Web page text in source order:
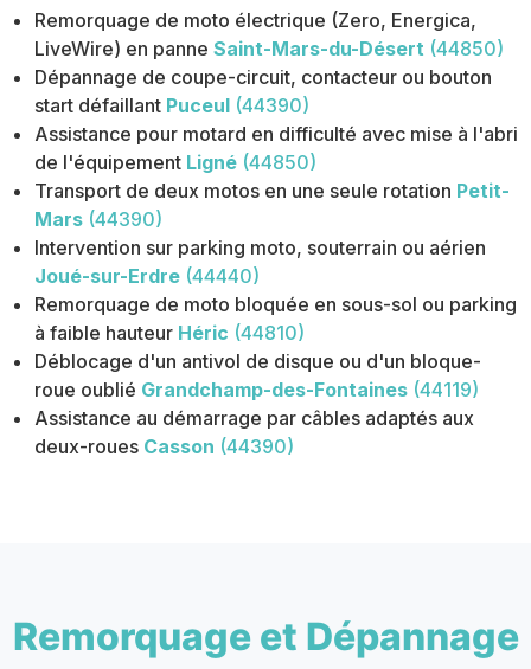
Remorquage de moto électrique (Zero, Energica,
LiveWire) en panne Saint-Mars-du-Désert (44850)
Dépannage de coupe-circuit, contacteur ou bouton
start défaillant Puceul (44390)
Assistance pour motard en difficulté avec mise à l'abri
de l'équipement Ligné (44850)
Transport de deux motos en une seule rotation Petit-
Mars (44390)
Intervention sur parking moto, souterrain ou aérien
Joué-sur-Erdre (44440)
Remorquage de moto bloquée en sous-sol ou parking
à faible hauteur Héric (44810)
Déblocage d'un antivol de disque ou d'un bloque-
roue oublié Grandchamp-des-Fontaines (44119)
Assistance au démarrage par câbles adaptés aux
deux-roues Casson (44390)
Remorquage et Dépannage